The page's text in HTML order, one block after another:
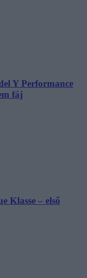
Y Performance
fáj
Klasse – első